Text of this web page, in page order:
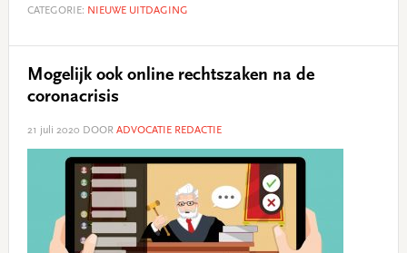
CATEGORIE: NIEUWE UITDAGING
Mogelijk ook online rechtszaken na de
coronacrisis
21 juli 2020 DOOR ADVOCATIE REDACTIE